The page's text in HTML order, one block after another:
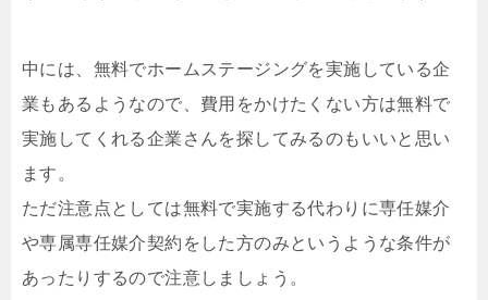
中には、無料でホームステージングを実施している企
業もあるようなので、費用をかけたくない方は無料で
実施してくれる企業さんを探してみるのもいいと思い
ます。
ただ注意点としては無料で実施する代わりに専任媒介
や専属専任媒介契約をした方のみというような条件が
あったりするので注意しましょう。